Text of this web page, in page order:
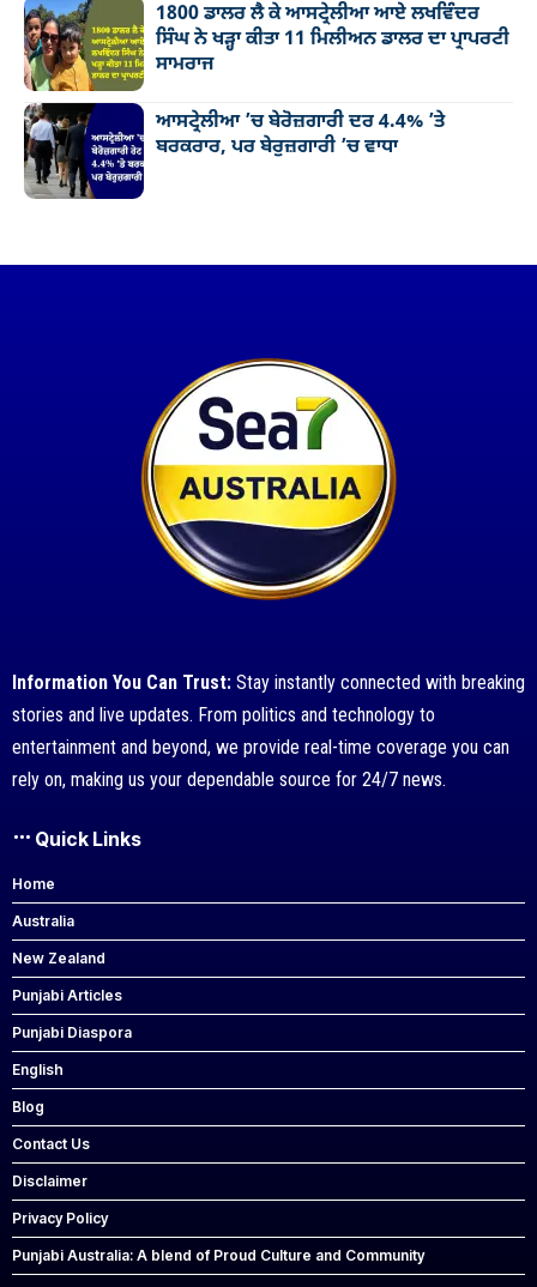
1800 ਡਾਲਰ ਲੈ ਕੇ ਆਸਟ੍ਰੇਲੀਆ ਆਏ ਲਖਵਿੰਦਰ
ਸਿੰਘ ਨੇ ਖੜ੍ਹਾ ਕੀਤਾ 11 ਮਿਲੀਅਨ ਡਾਲਰ ਦਾ ਪ੍ਰਾਪਰਟੀ
ਸਾਮਰਾਜ
ਆਸਟ੍ਰੇਲੀਆ ’ਚ ਬੇਰੋਜ਼ਗਾਰੀ ਦਰ 4.4% ’ਤੇ
ਬਰਕਰਾਰ, ਪਰ ਬੇਰੁਜ਼ਗਾਰੀ ’ਚ ਵਾਧਾ
Information You Can Trust: Stay instantly connected with breaking
stories and live updates. From politics and technology to
entertainment and beyond, we provide real-time coverage you can
rely on, making us your dependable source for 24/7 news.
Quick Links
Home
Australia
New Zealand
Punjabi Articles
Punjabi Diaspora
English
Blog
Contact Us
Disclaimer
Privacy Policy
Punjabi Australia: A blend of Proud Culture and Community